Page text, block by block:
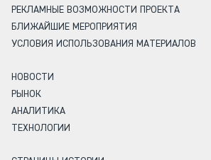
РЕКЛАМНЫЕ ВОЗМОЖНОСТИ ПРОЕКТА
БЛИЖАЙШИЕ МЕРОПРИЯТИЯ
УСЛОВИЯ ИСПОЛЬЗОВАНИЯ МАТЕРИАЛОВ
НОВОСТИ
РЫНОК
АНАЛИТИКА
ТЕХНОЛОГИИ